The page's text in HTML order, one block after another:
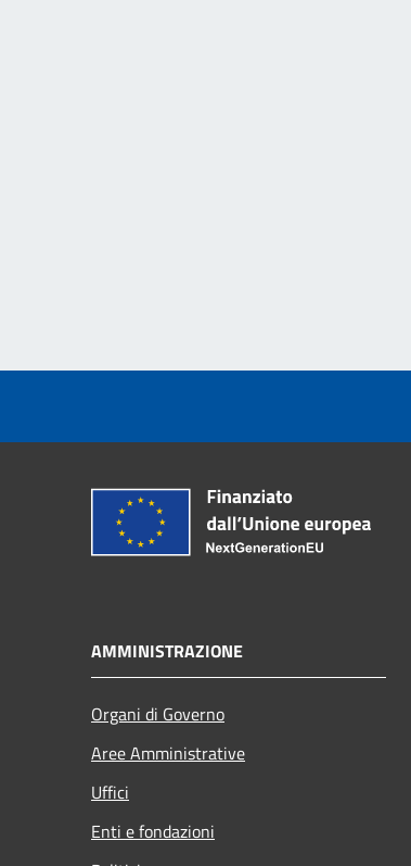
AMMINISTRAZIONE
Organi di Governo
Aree Amministrative
Uffici
Enti e fondazioni